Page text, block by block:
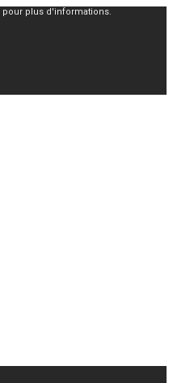
pour plus d'informations.